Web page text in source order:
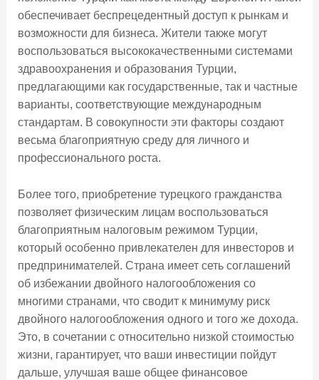
обеспечивает беспрецедентный доступ к рынкам и
возможности для бизнеса. Жители также могут
воспользоваться высококачественными системами
здравоохранения и образования Турции,
предлагающими как государственные, так и частные
варианты, соответствующие международным
стандартам. В совокупности эти факторы создают
весьма благоприятную среду для личного и
профессионального роста.
Более того, приобретение турецкого гражданства
позволяет физическим лицам воспользоваться
благоприятным налоговым режимом Турции,
который особенно привлекателен для инвесторов и
предпринимателей. Страна имеет сеть соглашений
об избежании двойного налогообложения со
многими странами, что сводит к минимуму риск
двойного налогообложения одного и того же дохода.
Это, в сочетании с относительно низкой стоимостью
жизни, гарантирует, что ваши инвестиции пойдут
дальше, улучшая ваше общее финансовое